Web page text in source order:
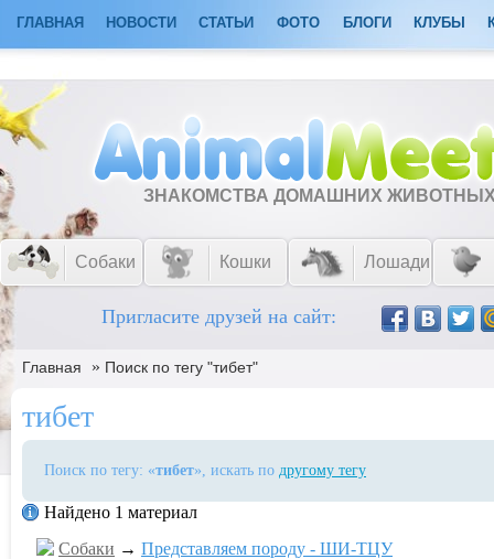
ГЛАВНАЯ НОВОСТИ СТАТЬИ ФОТО БЛОГИ КЛУБЫ
ЗНАКОМСТВА ДОМАШНИХ
Собаки Кошки Лошади
Пригласите друзей на сайт:
Главная » Поиск по тегу "тибет"
тибет
Поиск по тегу: «тибет», искать по другому тегу
Найдено 1 материал
Собаки → Представляем породу - ШИ-ТЦУ